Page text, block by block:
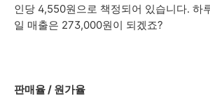
인당 4,550원으로 책정되어 있습니다. 하
일 매출은 273,000원이 되겠죠?
판매율 / 원가율